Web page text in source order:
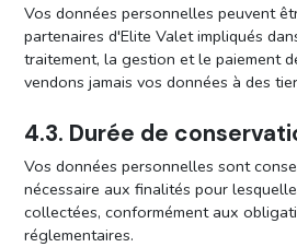
Vos données personnelles peuvent
partenaires d'Elite Valet impliqués
traitement, la gestion et le paiement
vendons jamais vos données à des
4.3. Durée de
Vos données personnelles sont
nécessaire aux finalités pour
collectées, conformément aux
réglementaires.